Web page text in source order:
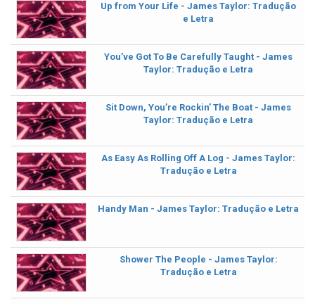
Up from Your Life - James Taylor: Tradução
e Letra
You’ve Got To Be Carefully Taught - James
Taylor: Tradução e Letra
Sit Down, You’re Rockin’ The Boat - James
Taylor: Tradução e Letra
As Easy As Rolling Off A Log - James Taylor:
Tradução e Letra
Handy Man - James Taylor: Tradução e Letra
Shower The People - James Taylor:
Tradução e Letra